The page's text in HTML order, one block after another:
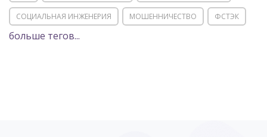
СОЦИАЛЬНАЯ ИНЖЕНЕРИЯ МОШЕННИЧЕСТВО ФСТЭК
POSITIVE TECHNOLOGIES
больше тегов...